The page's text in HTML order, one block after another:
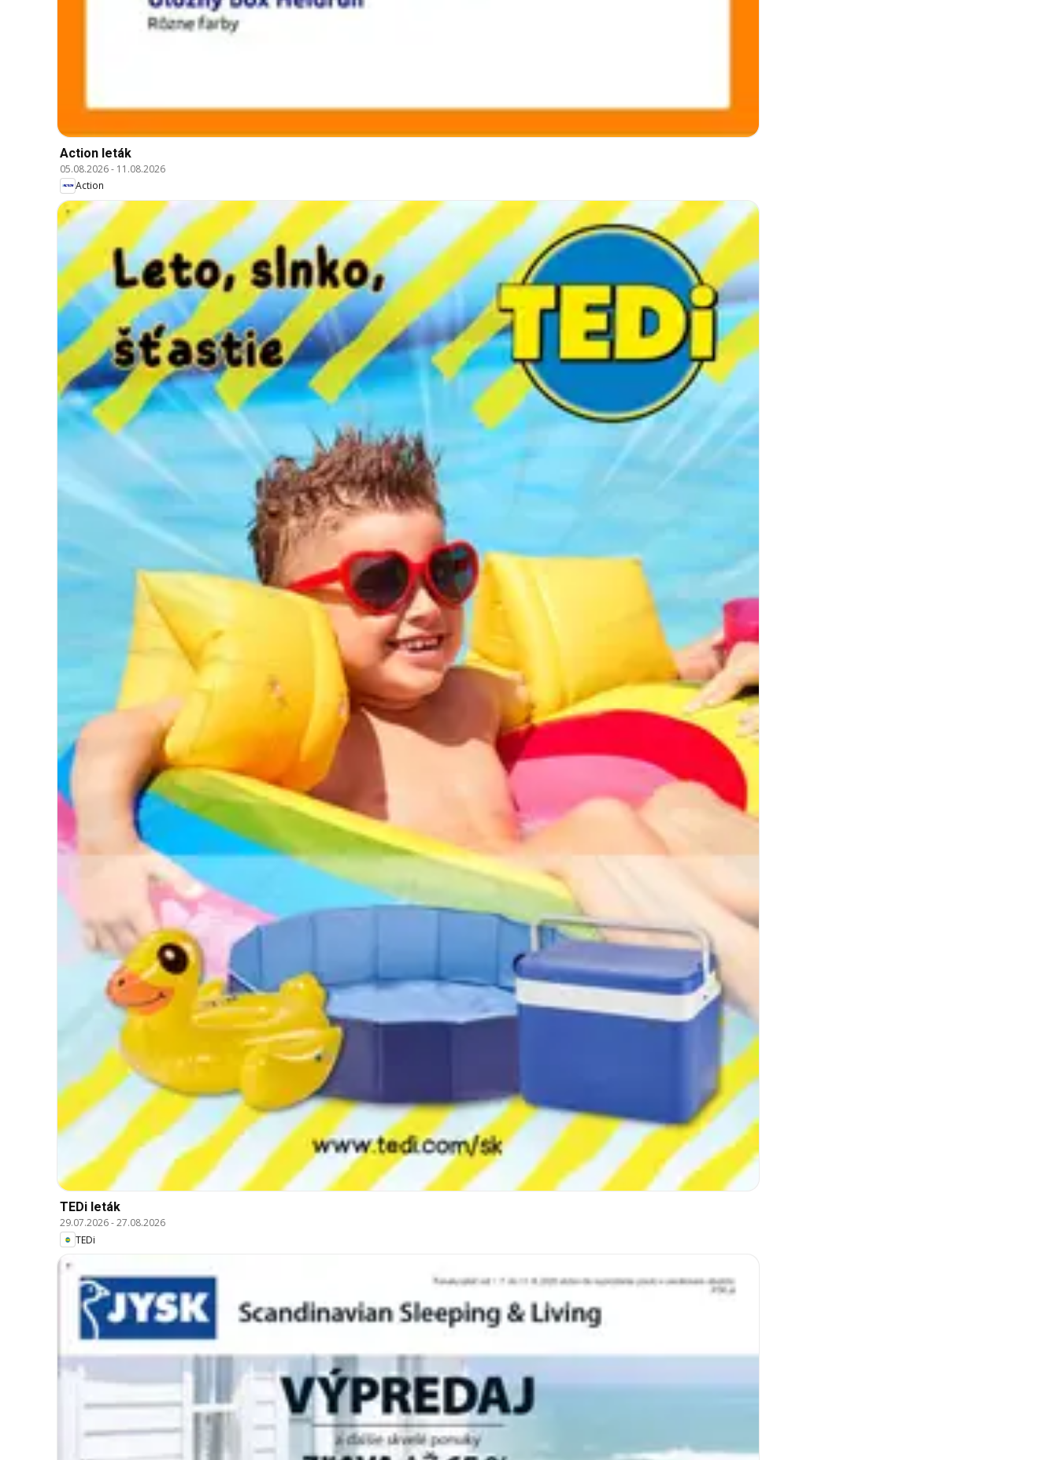
Action leták
05.08.2026- 11.08.2026
Action
TEDi leták
29.07.2026-27.08.2026
TEDi